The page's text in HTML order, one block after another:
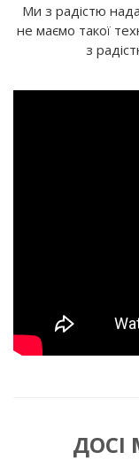
Ми з радістю
не маємо такої
з
ДОСІ